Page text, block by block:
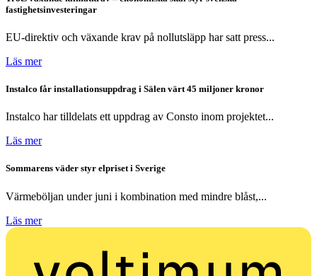
fastighetsinvesteringar
EU-direktiv och växande krav på nollutsläpp har satt press...
Läs mer
Instalco får installationsuppdrag i Sälen värt 45 miljoner kronor
Instalco har tilldelats ett uppdrag av Consto inom projektet...
Läs mer
Sommarens väder styr elpriset i Sverige
Värmeböljan under juni i kombination med mindre blåst,...
Läs mer